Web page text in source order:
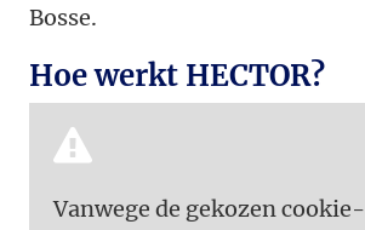
Bosse.
Hoe werkt HECTOR?
Vanwege de gekozen cookie-